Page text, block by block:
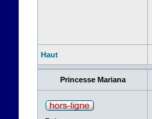
Haut
Princesse Mariana